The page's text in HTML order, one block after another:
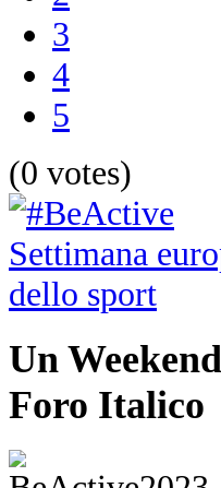
3
4
5
(0 votes)
Un
Foro Italico